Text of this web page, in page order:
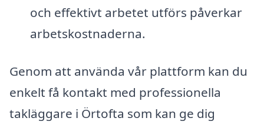
och effektivt arbetet utförs påverkar
arbetskostnaderna.
Genom att använda vår plattform kan du
enkelt få kontakt med professionella
takläggare i Örtofta som kan ge dig